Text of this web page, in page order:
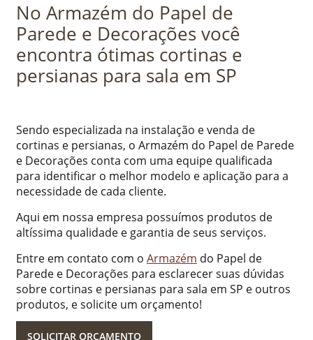
No Armazém do Papel de
Parede e Decorações você
encontra ótimas cortinas e
persianas para sala em SP
Sendo especializada na instalação e venda de
cortinas e persianas, o Armazém do Papel de Parede
e Decorações conta com uma equipe qualificada
para identificar o melhor modelo e aplicação para a
necessidade de cada cliente.
Aqui em nossa empresa possuímos produtos de
altíssima qualidade e garantia de seus serviços.
Entre em contato com o Armazém do Papel de
Parede e Decorações para esclarecer suas dúvidas
sobre cortinas e persianas para sala em SP e outros
produtos, e solicite um orçamento!
SOLICITAR ORÇAMENTO